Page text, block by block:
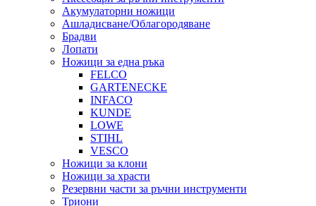
Акумулаторни ножици
Ашладисване/Облагородяване
Брадви
Лопати
Ножици за една ръка
FELCO
GARTENECKE
INFACO
KUNDE
LOWE
STIHL
VESCO
Ножици за клони
Ножици за храсти
Резервни части за ръчни инструменти
Триони